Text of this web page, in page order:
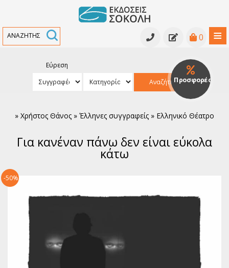
≡
0
Κατάλογος βιβλίων
Ανθολογίες - Γραμματολογίες
Κριτικά κείμενα - Μελετήματα
Παγκόσμια Ποίηση
Εκδηλώσεις
Νέα
Εύρεση
Αναζήτηση
» Χρήστος Θάνος » Έλληνες συγγραφείς » Ελληνικό Θέατρο
Για κανέναν πάνω δεν είναι εύκολα
κάτω
-50%
Προσφορές